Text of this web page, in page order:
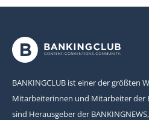
BANKINGCLUB ist einer der größten
Mitarbeiterinnen und Mitarbeiter der
sind Herausgeber der